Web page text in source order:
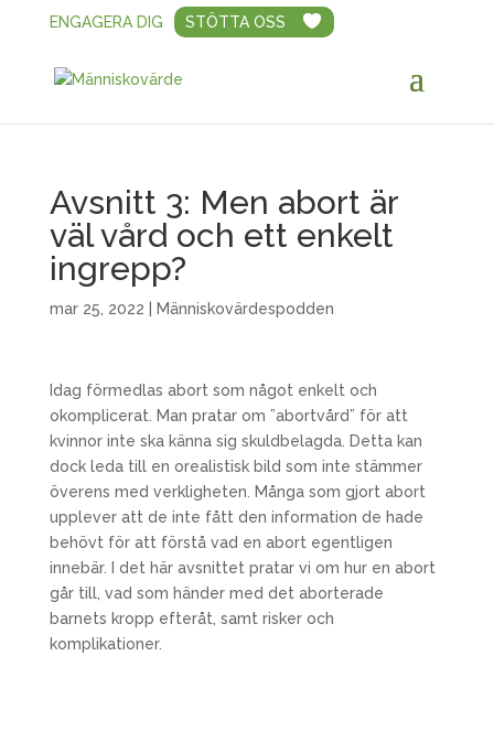
ENGAGERA DIG STÖTTA OSS
Avsnitt 3: Men abort är
väl vård och ett enkelt
ingrepp?
mar 25, 2022 Människovärdespodden
Idag förmedlas abort som något enkelt och
okomplicerat. Man pratar om ”abortvård” för att
kvinnor inte ska känna sig skuldbelagda. Detta kan
dock leda till en orealistisk bild som inte stämmer
överens med verkligheten. Många som gjort abort
upplever att de inte fått den information de hade
behövt för att förstå vad en abort egentligen
innebär. I det här avsnittet pratar vi om hur en abort
går till, vad som händer med det aborterade
barnets kropp efteråt, samt risker och
komplikationer.